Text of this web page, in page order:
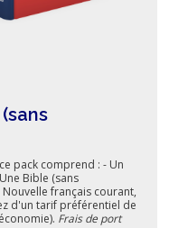
pack comprend : - Un
Bible (sans
français courant,
d'un tarif préférentiel de
Frais de port